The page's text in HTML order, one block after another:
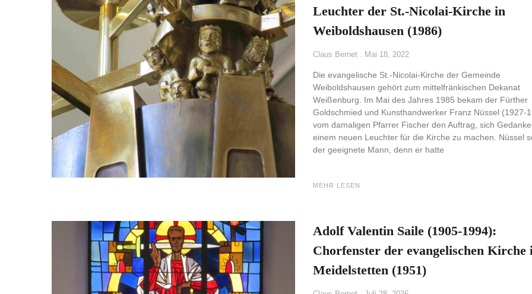
Leuchter der St.-Nicolai-Kirche in
Weiboldshausen (1986)
Claus Bernet Mai 18, 2022
Die evangelische St.-Nicolai-Kirche der Gemeinde
Weiboldshausen gehört zum mittelfränkischen Dekanat
Weißenburg. Im Mai des Jahres 1985 bekam der Fürther
Goldschmied und Kunsthandwerker Franz Nüssel (1927-
vom damaligen Pfarrer Fischer den Auftrag, sich
einem neuen Leuchter für die Kirche zu machen. Nüssel
der geeignete Mann, denn er hatte
MEHR LESEN
Adolf Valentin Saile (1905-1994):
Chorfenster der evangelischen Kirche
Meidelstetten (1951)